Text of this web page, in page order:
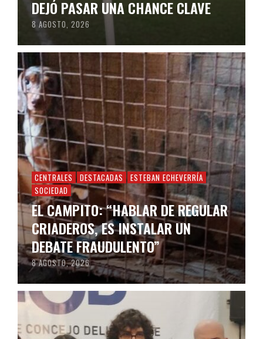
DEJÓ PASAR UNA CHANCE CLAVE
8 AGOSTO, 2026
CENTRALES DESTACADAS
ESTEBAN ECHEVERRÍA
SOCIEDAD
EL CAMPITO: “HABLAR DE REGULAR
CRIADEROS, ES INSTALAR UN
DEBATE FRAUDULENTO”
8 AGOSTO, 2026